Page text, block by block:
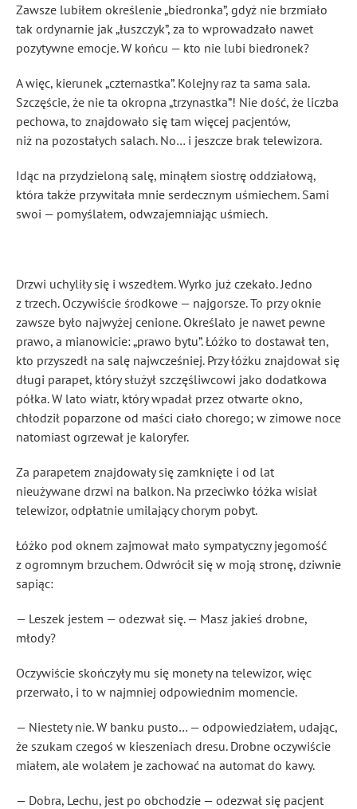
Zawsze lubiłem określenie „biedronka”, gdyż nie brzmiało
tak ordynarnie jak „łuszczyk”, za to wprowadzało nawet
pozytywne emocje. W końcu — kto nie lubi biedronek?
A więc, kierunek „czternastka”. Kolejny raz ta sama sala.
Szczęście, że nie ta okropna „trzynastka”! Nie dość, że liczba
pechowa, to znajdowało się tam więcej pacjentów,
niż na pozostałych salach. No… i jeszcze brak telewizora.
Idąc na przydzieloną salę, minąłem siostrę oddziałową,
która także przywitała mnie serdecznym uśmiechem. Sami
swoi — pomyślałem, odwzajemniając uśmiech.
Drzwi uchyliły się i wszedłem. Wyrko już czekało. Jedno
z trzech. Oczywiście środkowe — najgorsze. To przy oknie
zawsze było najwyżej cenione. Określało je nawet pewne
prawo, a mianowicie: „prawo bytu”. Łóżko to dostawał ten,
kto przyszedł na salę najwcześniej. Przy łóżku znajdował się
długi parapet, który służył szczęśliwcowi jako dodatkowa
półka. W lato wiatr, który wpadał przez otwarte okno,
chłodził poparzone od maści ciało chorego; w zimowe noce
natomiast ogrzewał je kaloryfer.
Za parapetem znajdowały się zamknięte i od lat
nieużywane drzwi na balkon. Na przeciwko łóżka wisiał
telewizor, odpłatnie umilający chorym pobyt.
Łóżko pod oknem zajmował mało sympatyczny jegomość
z ogromnym brzuchem. Odwrócił się w moją stronę, dziwnie
sapiąc:
— Leszek jestem — odezwał się. — Masz jakieś drobne,
młody?
Oczywiście skończyły mu się monety na telewizor, więc
przerwało, i to w najmniej odpowiednim momencie.
— Niestety nie. W banku pusto… — odpowiedziałem, udając,
że szukam czegoś w kieszeniach dresu. Drobne oczywiście
miałem, ale wolałem je zachować na automat do kawy.
— Dobra, Lechu, jest po obchodzie — odezwał się pacjent